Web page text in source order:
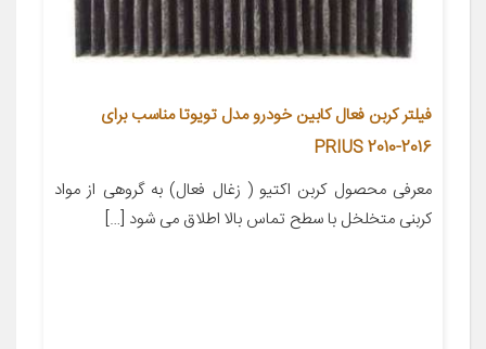
فیلتر کربن فعال کابین خودرو مدل تویوتا مناسب برای
PRIUS 2010-2016
معرفی محصول کربن اکتیو ( زغال فعال) به گروهی از مواد
کربنی متخلخل با سطح تماس بالا اطلاق می شود […]